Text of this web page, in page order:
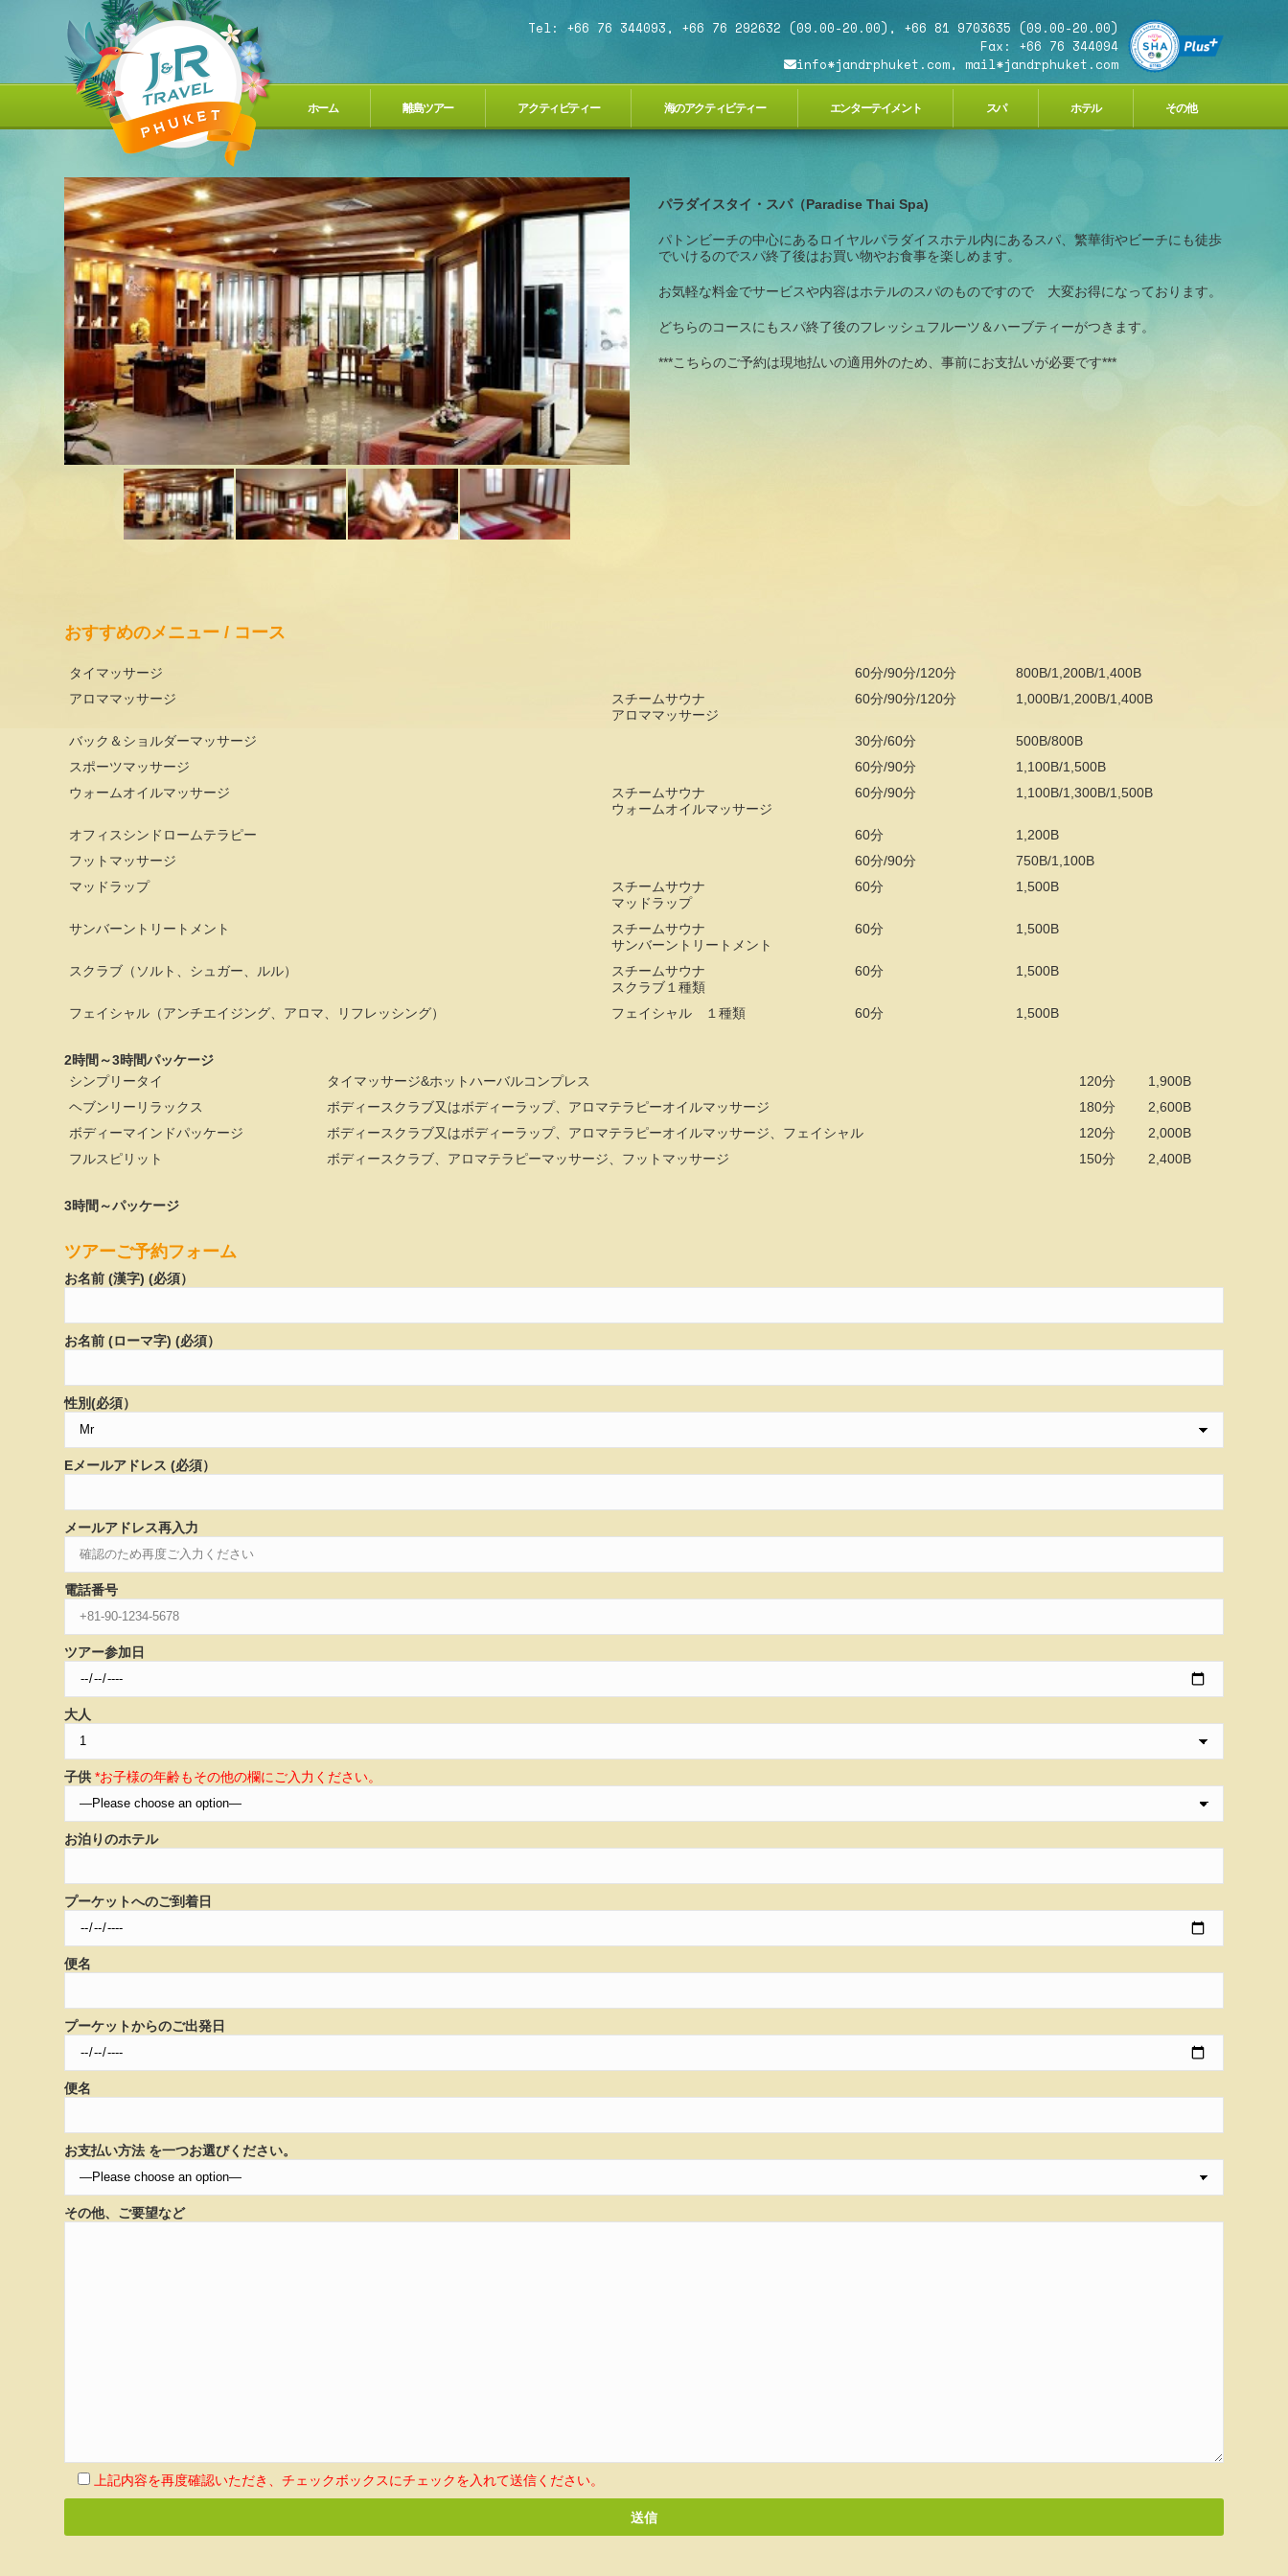
Tel: +66 76 344093, +66 76 292632 (09.00-20.00), +66 81 9703635 (09.00-20.00)
Fax: +66 76 344094
info*jandrphuket.com, mail*jandrphuket.com
ホーム 離島ツアー アクティビティー 海のアクティビティー エンターテイメント スパ ホテル その他
パラダイスタイ・スパ（Paradise Thai Spa)
パトンビーチの中心にあるロイヤルパラダイスホテル内にあるスパ、繁華街やビーチにも徒歩
でいけるのでスパ終了後はお買い物やお食事を楽しめます。
お気軽な料金でサービスや内容はホテルのスパのものですので 大変お得になっております。
どちらのコースにもスパ終了後のフレッシュフルーツ＆ハーブティーがつきます。
***こちらのご予約は現地払いの適用外のため、事前にお支払いが必要です***
おすすめのメニュー / コース
タイマッサージ 60分/90分/120分
800B/1,200B/1,400B
アロママッサージ
スチームサウナ
アロママッサージ
60分/90分/120分 1,000B/1,200B/1,400B
バック＆ショルダーマッサージ 30分/60分
500B/800B
スポーツマッサージ
60分/90分
1,100B/1,500B
ウォームオイルマッサージ
スチームサウナ
ウォームオイルマッサージ
60分/90分 1,100B/1,300B/1,500B
オフィスシンドロームテラピー 60分
1,200B
フットマッサージ
60分/90分
750B/1,100B
マッドラップ
スチームサウナ
マッドラップ
60分 1,500B
サンバーントリートメント
スチームサウナ
サンバーントリートメント
60分 1,500B
スクラブ（ソルト、シュガー、ルル）
スチームサウナ
スクラブ１種類
60分 1,500B
フェイシャル（アンチエイジング、アロマ、リフレッシング） フェイシャル １種類 60分 1,500B
2時間～3時間パッケージ
シンプリータイ
タイマッサージ&ホットハーバルコンプレス 120分
1,900B
ヘブンリーリラックス
ボディースクラブ又はボディーラップ、アロマテラピーオイルマッサージ 180分
2,600B
ボディーマインドパッケージ
ボディースクラブ又はボディーラップ、アロマテラピーオイルマッサージ、フェイシャル 120分
2,000B
フルスピリット
ボディースクラブ、アロマテラピーマッサージ、フットマッサージ 150分 2,400B
3時間～パッケージ
ツアーご予約フォーム
お名前 (漢字) (必須）
お名前 (ローマ字) (必須）
性別(必須）
Eメールアドレス (必須）
メールアドレス再入力
電話番号
ツアー参加日
大人
子供 *お子様の年齢もその他の欄にご入力ください。
お泊りのホテル
プーケットへのご到着日
便名
プーケットからのご出発日
便名
お支払い方法 を一つお選びください。
その他、ご要望など
上記内容を再度確認いただき、チェックボックスにチェックを入れて送信ください。